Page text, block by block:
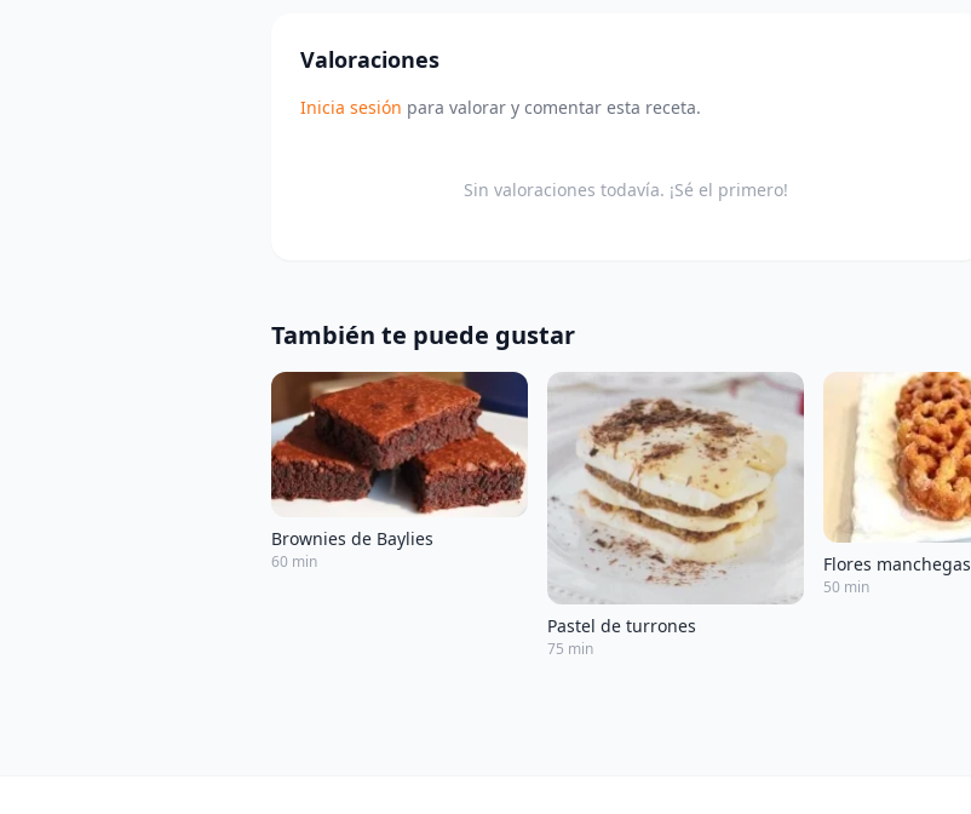
Valoraciones
Inicia sesión para valorar y comentar esta receta.
Sin valoraciones todavía. ¡Sé el primero!
También te puede gustar
Brownies de Baylies
60 min
Pastel de turrones
75 min
Flores manchegas
50 min